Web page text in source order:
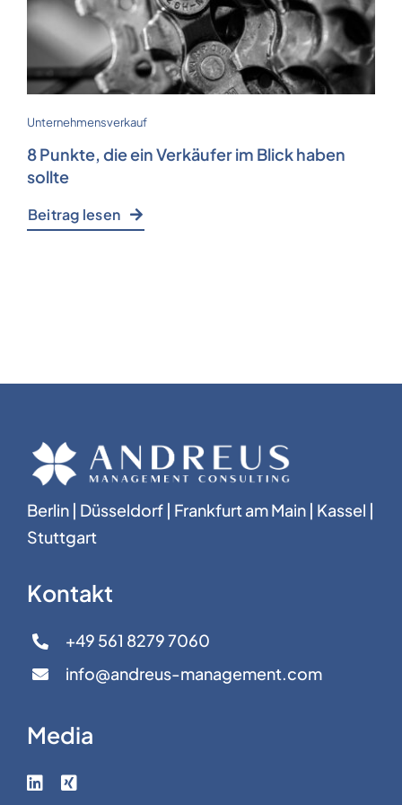
Unternehmensverkauf
8 Punkte, die ein Verkäufer im Blick haben
sollte
Beitrag lesen
Berlin | Düsseldorf | Frankfurt am Main | Kassel |
Stuttgart
Kontakt
+49 561 8279 7060
info@andreus-management.com
Media